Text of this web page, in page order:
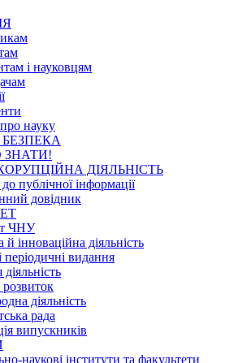
і науковцям
науку
ЗНАТИ!
ДІЯЛЬНІСТЬ
публічної інформації
довідник
ЧНУ
й інноваційна діяльність
періодичні видання
діяльність
рада
випускників
наукові інститути та факультети